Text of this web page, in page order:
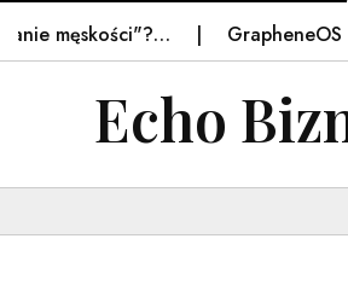
GrapheneOS
Echo